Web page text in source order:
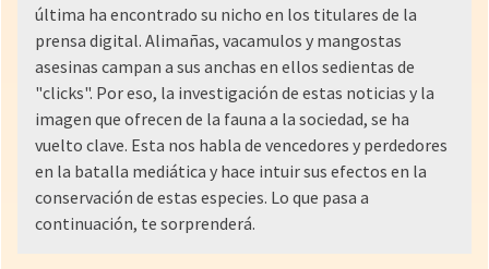
última ha encontrado su nicho en los titulares de la
prensa digital. Alimañas, vacamulos y mangostas
asesinas campan a sus anchas en ellos sedientas de
"clicks". Por eso, la investigación de estas noticias y la
imagen que ofrecen de la fauna a la sociedad, se ha
vuelto clave. Esta nos habla de vencedores y perdedores
en la batalla mediática y hace intuir sus efectos en la
conservación de estas especies. Lo que pasa a
continuación, te sorprenderá.